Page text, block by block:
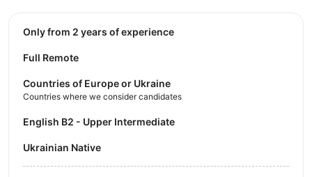
Only from 2 years of experience
Full Remote
Countries of Europe or Ukraine
Countries where we consider candidates
English B2 - Upper Intermediate
Ukrainian Native